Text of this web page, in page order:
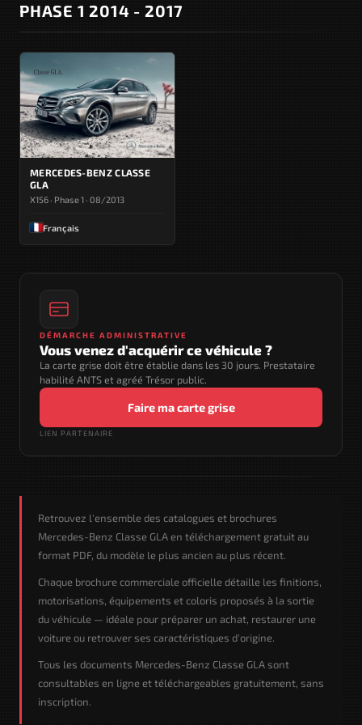
PHASE 1 2014 - 2017
MERCEDES-BENZ CLASSE
GLA
X156 · Phase 1 · 08/2013
Français
DÉMARCHE ADMINISTRATIVE
Vous venez d'acquérir ce véhicule ?
La carte grise doit être établie dans les 30 jours. Prestataire
habilité ANTS et agréé Trésor public.
Faire ma carte grise
LIEN PARTENAIRE
Retrouvez l'ensemble des catalogues et brochures
Mercedes-Benz Classe GLA en téléchargement gratuit au
format PDF, du modèle le plus ancien au plus récent.
Chaque brochure commerciale officielle détaille les finitions,
motorisations, équipements et coloris proposés à la sortie
du véhicule — idéale pour préparer un achat, restaurer une
voiture ou retrouver ses caractéristiques d'origine.
Tous les documents Mercedes-Benz Classe GLA sont
consultables en ligne et téléchargeables gratuitement, sans
inscription.